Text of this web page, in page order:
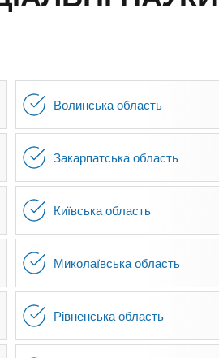
Волинська область
Закарпатська область
Київська область
Миколаївська область
Рівненська область